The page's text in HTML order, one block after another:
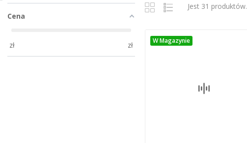
Cena
zł zł
Jest 31 produktów.
W Magazynie